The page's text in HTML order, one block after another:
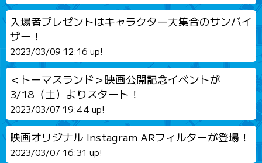
入場者プレゼントはキャラクター大集合のサンバイ
ザー！
2023/03/09 12:16 up!
＜トーマスランド＞映画公開記念イベントが
3/18（土）よりスタート！
2023/03/07 19:44 up!
映画オリジナル Instagram ARフィルターが登場！
2023/03/07 16:31 up!